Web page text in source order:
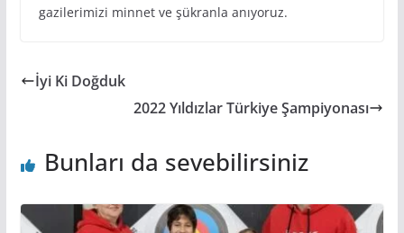
gazilerimizi minnet ve şükranla anıyoruz.
İyi Ki Doğduk
2022 Yıldızlar Türkiye Şampiyonası
Bunları da sevebilirsiniz